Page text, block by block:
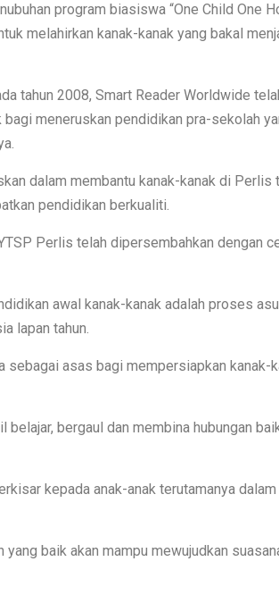
program biasiswa “One Child One
melahirkan kanak-kanak yang bakal
tahun 2008, Smart Reader Worldwide
bagi meneruskan pendidikan pra-sekolah
dalam membantu kanak-kanak di Perlis
pendidikan berkualiti.
Perlis telah dipersembahkan dengan
awal kanak-kanak adalah proses
lapan tahun.
sebagai asas bagi mempersiapkan kanak-
bergaul dan membina hubungan
kepada anak-anak terutamanya
baik akan mampu mewujudkan